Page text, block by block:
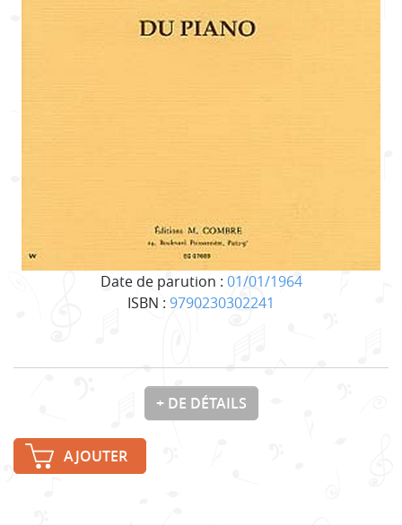
Date de parution : 01/01/1964
ISBN : 9790230302241
+ DE DÉTAILS
AJOUTER